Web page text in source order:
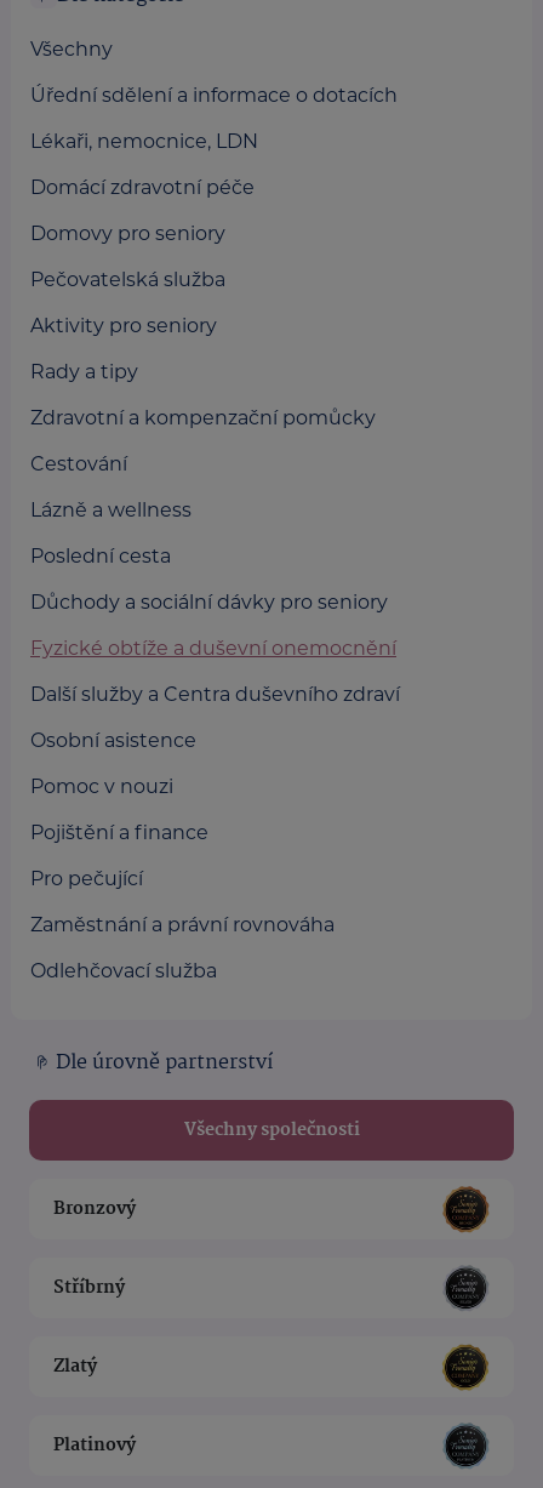
Všechny
Úřední sdělení a informace o dotacích
Lékaři, nemocnice, LDN
Domácí zdravotní péče
Domovy pro seniory
Pečovatelská služba
Aktivity pro seniory
Rady a tipy
Zdravotní a kompenzační pomůcky
Cestování
Lázně a wellness
Poslední cesta
Důchody a sociální dávky pro seniory
Fyzické obtíže a duševní onemocnění
Další služby a Centra duševního zdraví
Osobní asistence
Pomoc v nouzi
Pojištění a finance
Pro pečující
Zaměstnání a právní rovnováha
Odlehčovací služba
Dle úrovně partnerství
Všechny společnosti
Bronzový
Stříbrný
Zlatý
Platinový